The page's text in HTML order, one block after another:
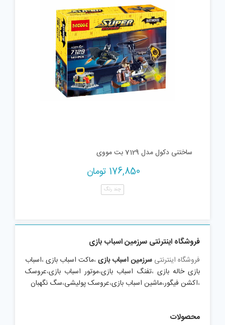
ساختنی دکول مدل 7129 بت مووی
176,850 تومان
چند رنگ
فروشگاه اینترنتی سرزمین اسباب بازی
فروشگاه اینترنتی سرزمین اسباب بازی،ماکت اسباب بازی،اسباب
بازی خاله بازی ،تفنگ اسباب بازی،موتور اسباب بازی،عروسک
،اکشن فیگور،ماشین اسباب بازی،عروسک پولیشی،سگ نگهبان
محصولات